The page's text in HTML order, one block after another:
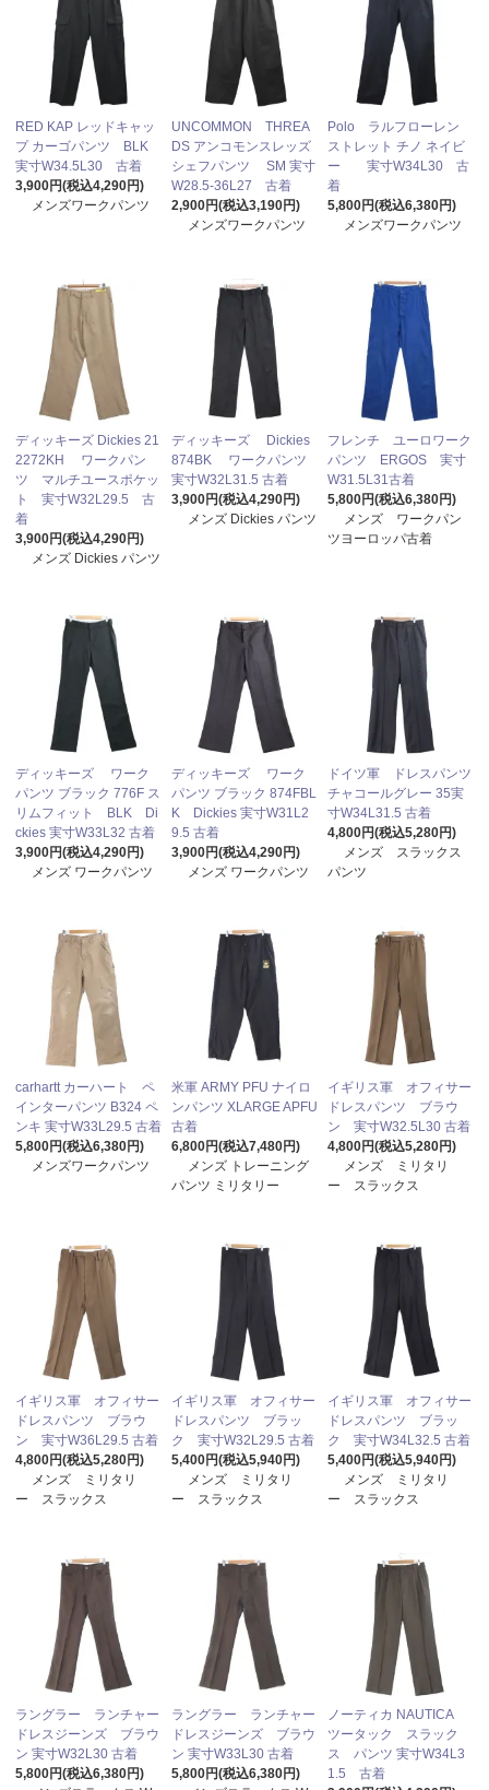
RED KAP レッドキャッ
プ カーゴパンツ BLK
実寸W34.5L30 古着
3,900円(税込4,290円)
メンズワークパンツ
UNCOMMON THREA
DS アンコモンスレッズ
シェフパンツ SM 実寸
W28.5-36L27 古着
2,900円(税込3,190円)
メンズワークパンツ
Polo ラルフローレン
ストレット チノ ネイビ
ー 実寸W34L30 古
着
5,800円(税込6,380円)
メンズワークパンツ
ディッキーズ Dickies 21
2272KH ワークパン
ツ マルチユースポケッ
ト 実寸W32L29.5 古
着
3,900円(税込4,290円)
メンズ Dickies パンツ
ディッキーズ Dickies
874BK ワークパンツ
実寸W32L31.5 古着
3,900円(税込4,290円)
メンズ Dickies パンツ
フレンチ ユーロワーク
パンツ ERGOS 実寸
W31.5L31古着
5,800円(税込6,380円)
メンズ ワークパン
ツヨーロッパ古着
ディッキーズ ワーク
パンツ ブラック 776F ス
リムフィット BLK Di
ckies 実寸W33L32 古着
3,900円(税込4,290円)
メンズ ワークパンツ
ディッキーズ ワーク
パンツ ブラック 874FBL
K Dickies 実寸W31L2
9.5 古着
3,900円(税込4,290円)
メンズ ワークパンツ
ドイツ軍 ドレスパンツ
チャコールグレー 35実
寸W34L31.5 古着
4,800円(税込5,280円)
メンズ スラックス
パンツ
carhartt カーハート ペ
インターパンツ B324 ペ
ンキ 実寸W33L29.5 古着
5,800円(税込6,380円)
メンズワークパンツ
米軍 ARMY PFU ナイロ
ンパンツ XLARGE APFU
古着
6,800円(税込7,480円)
メンズ トレーニング
パンツ ミリタリー
イギリス軍 オフィサー
ドレスパンツ ブラウ
ン 実寸W32.5L30 古着
4,800円(税込5,280円)
メンズ ミリタリ
ー スラックス
イギリス軍 オフィサー
ドレスパンツ ブラウ
ン 実寸W36L29.5 古着
4,800円(税込5,280円)
メンズ ミリタリ
ー スラックス
イギリス軍 オフィサー
ドレスパンツ ブラッ
ク 実寸W32L29.5 古着
5,400円(税込5,940円)
メンズ ミリタリ
ー スラックス
イギリス軍 オフィサー
ドレスパンツ ブラッ
ク 実寸W34L32.5 古着
5,400円(税込5,940円)
メンズ ミリタリ
ー スラックス
ラングラー ランチャー
ドレスジーンズ ブラウ
ン 実寸W32L30 古着
5,800円(税込6,380円)
ラングラー ランチャー
ドレスジーンズ ブラウ
ン 実寸W33L30 古着
5,800円(税込6,380円)
ノーティカ NAUTICA
ツータック スラック
ス パンツ 実寸W34L3
1.5 古着